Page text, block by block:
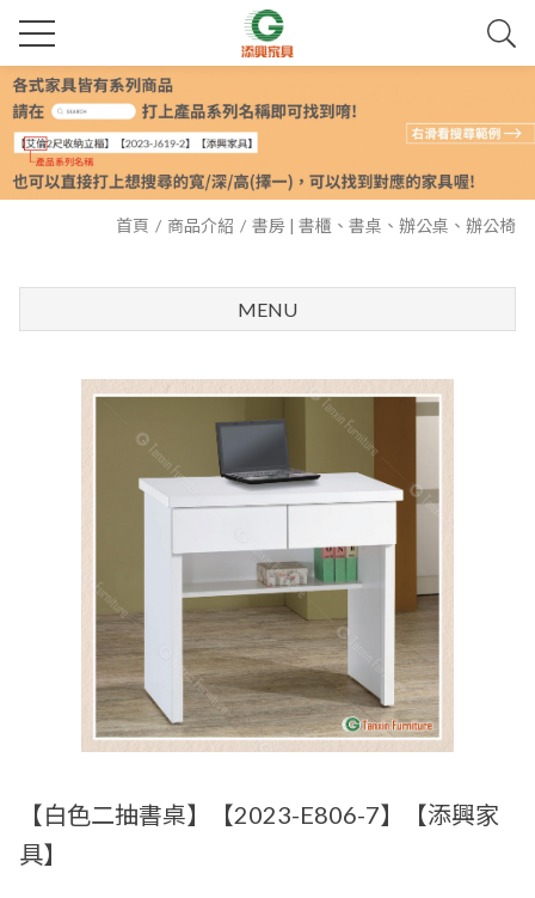
首頁 商品介紹 書房 | 書櫃、書桌、辦公桌、辦公椅
MENU
【白色二抽書桌】【2023-E806-7】【添興家
具】